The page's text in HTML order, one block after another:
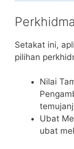
Setakat ini,
pilihan
Nilai
Ubat
ubat